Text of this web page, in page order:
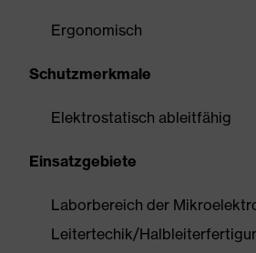
Ergonomisch
Schutzmerkmale
Elektrostatisch ableitfähig
Einsatzgebiete
Laborbereich der
Leitertechik/